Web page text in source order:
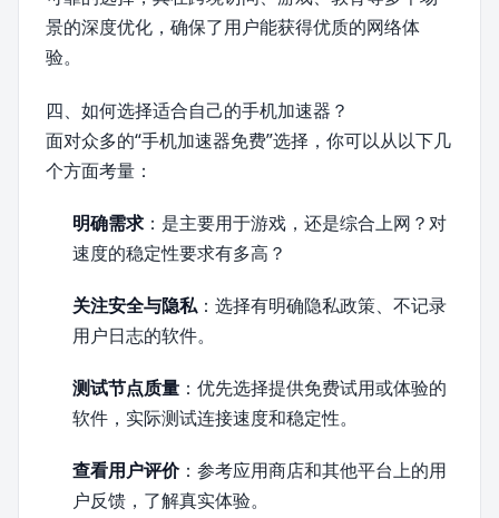
景的深度优化，确保了用户能获得优质的网络体
验。
四、如何选择适合自己的手机加速器？
面对众多的“手机加速器免费”选择，你可以从以下几
个方面考量：
明确需求：是主要用于游戏，还是综合上网？对
速度的稳定性要求有多高？
关注安全与隐私：选择有明确隐私政策、不记录
用户日志的软件。
测试节点质量 ：优先选择提供免费试用或体验的
软件，实际测试连接速度和稳定性。
查看用户评价：参考应用商店和其他平台上的用
户反馈，了解真实体验。